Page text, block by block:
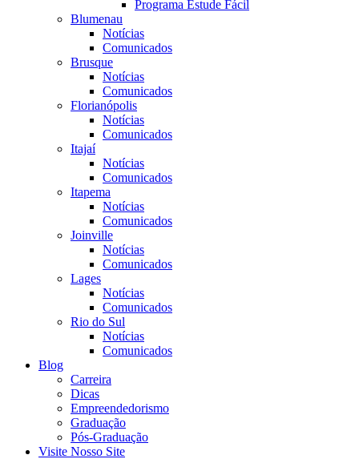
Programa Estude Fácil
Blumenau
Notícias
Comunicados
Brusque
Notícias
Comunicados
Florianópolis
Notícias
Comunicados
Itajaí
Notícias
Comunicados
Itapema
Notícias
Comunicados
Joinville
Notícias
Comunicados
Lages
Notícias
Comunicados
Rio do Sul
Notícias
Comunicados
Blog
Carreira
Dicas
Empreendedorismo
Graduação
Pós-Graduação
Visite Nosso Site